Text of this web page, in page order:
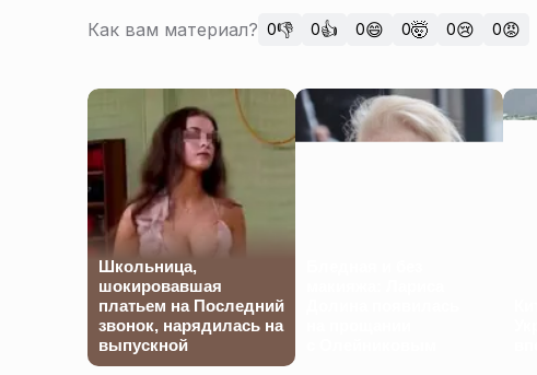
Как вам материал? 0👎 0👍 0😄 0🤯 0😢 0😡
Школьница,
шокировавшая
платьем на Последний
звонок, нарядилась на
выпускной